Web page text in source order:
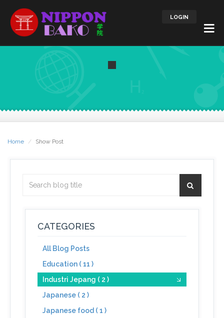
LOGIN
Home Show Post
CATEGORIES
All Blog Posts
Education ( 11 )
Industri Jepang ( 2 )
Japanese ( 2 )
Japanese food ( 1 )